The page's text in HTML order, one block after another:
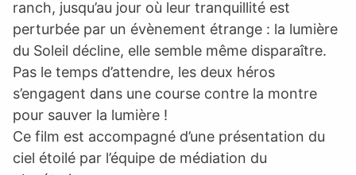
ranch, jusqu’au jour où leur tranquillité est
perturbée par un évènement étrange : la lumière
du Soleil décline, elle semble même disparaître.
Pas le temps d’attendre, les deux héros
s’engagent dans une course contre la montre
pour sauver la lumière !
Ce film est accompagné d’une présentation du
ciel étoilé par l’équipe de médiation du